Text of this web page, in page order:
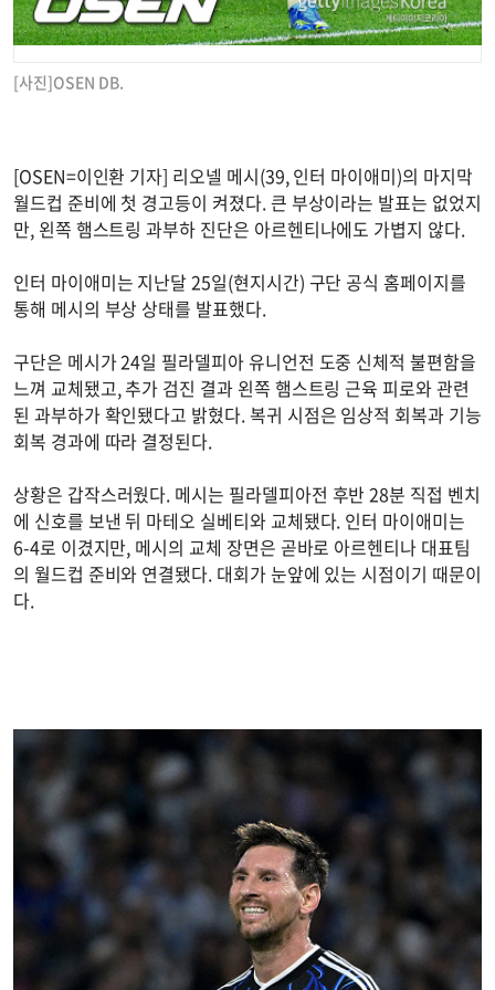
[사진]OSEN DB.
[OSEN=이인환 기자] 리오넬 메시(39, 인터 마이애미)의 마지막
월드컵 준비에 첫 경고등이 켜졌다. 큰 부상이라는 발표는 없었지
만, 왼쪽 햄스트링 과부하 진단은 아르헨티나에도 가볍지 않다.
인터 마이애미는 지난달 25일(현지시간) 구단 공식 홈페이지를
통해 메시의 부상 상태를 발표했다.
구단은 메시가 24일 필라델피아 유니언전 도중 신체적 불편함을
느껴 교체됐고, 추가 검진 결과 왼쪽 햄스트링 근육 피로와 관련
된 과부하가 확인됐다고 밝혔다. 복귀 시점은 임상적 회복과 기능
회복 경과에 따라 결정된다.
상황은 갑작스러웠다. 메시는 필라델피아전 후반 28분 직접 벤치
에 신호를 보낸 뒤 마테오 실베티와 교체됐다. 인터 마이애미는
6-4로 이겼지만, 메시의 교체 장면은 곧바로 아르헨티나 대표팀
의 월드컵 준비와 연결됐다. 대회가 눈앞에 있는 시점이기 때문이
다.